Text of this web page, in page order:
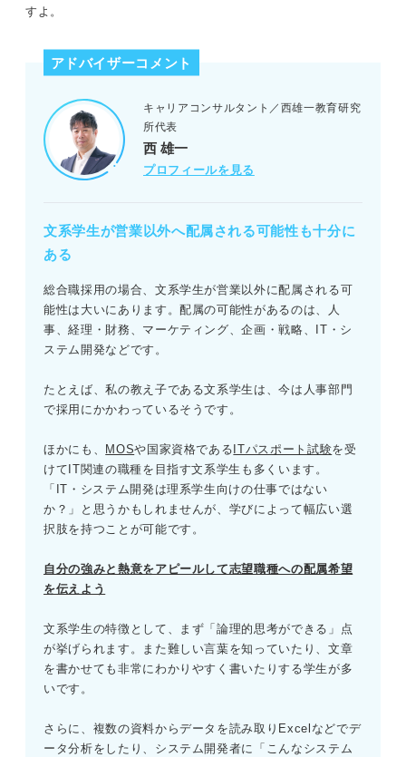
志望職種に配属されるための準備
①営業職以外を志望する理由を言語化する
②志望職種で自分の強みを活かせることを
確かめる
⑤志望職種で活かせる資格やスキルを学生
のうちから身に付ける
営業以外の仕事を目指す文系学生は多い！ 差別化
「営業以外」ではなく「自分らしく働けるか」で志
すよ。
アドバイザーコメント
キャリアコンサルタント／西雄一教育研究
所代表
西 雄一
プロフィールを見る
文系学生が営業以外へ配属される可能性も十分に
ある
総合職採用の場合、文系学生が営業以外に配属される可
能性は大いにあります。配属の可能性があるのは、人
事、経理・財務、マーケティング、企画・戦略、IT・シ
ステム開発などです。
たとえば、私の教え子である文系学生は、今は人事部門
で採用にかかわっているそうです。
ほかにも、 MOSや国家資格である ITパスポート試験を受
けてIT関連の職種を目指す文系学生も多くいます。
「IT・システム開発は理系学生向けの仕事ではない
か？」と思うかもしれませんが、学びによって幅広い選
択肢を持つことが可能です。
自分の強みと熱意をアピールして志望職種への配属希望
を伝えよう
文系学生の特徴として、まず「論理的思考ができる」点
が挙げられます。また難しい言葉を知っていたり、文章
を書かせても非常にわかりやすく書いたりする学生が多
いです。
さらに、複数の資料からデータを読み取りExcelなどでデ
ータ分析をしたり、システム開発者に「こんなシステム
【結論】文系の選択肢は営業以外もある
営業以外の文系の人気就職先
①総務
③事務
⑤マーケティング
⑥商品開発
⑦コンサルタント
⑨カスタマーサポート
⑩客室乗務員
⑫ブライダルコーディネーター・ウェディングプランナー
⑬ドライバー
⑭エンジニア
⑯介護職